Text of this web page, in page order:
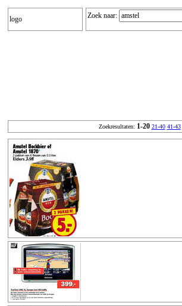
logo Zoek naar:
Zoekresultaten: 1-20 21-40 41-43